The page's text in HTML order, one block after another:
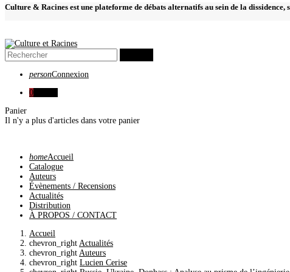
Culture & Racines est une plateforme de débats alternatifs au sein de la
personConnexion
0
Panier
Il n'y a plus d'articles dans votre panier
homeAccueil
Catalogue
Auteurs
Évènements / Recensions
Actualités
Distribution
À PROPOS / CONTACT
Accueil
chevron_right Actualités
chevron_right Auteurs
chevron_right Lucien Cerise